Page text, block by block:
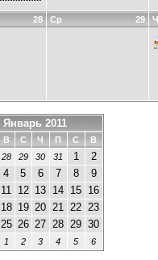
28 29
Ср
Январь 2011
В С Ч П С
В
28 29 30 31 1 2
4 5 6 7 8 9
11 12 13 14 15 16
18 19 20 21 22 23
25 26 27 28 29 30
1 2 3 4 5 6